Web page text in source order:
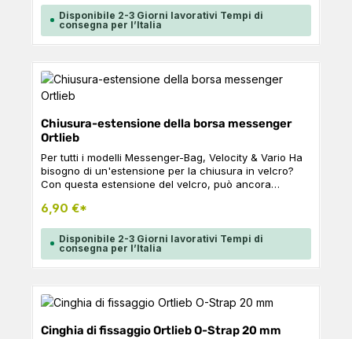
intercambiabili
Disponibile 2-3 Giorni lavorativi Tempi di
consegna per l’Italia
Chiusura-estensione della borsa messenger
Ortlieb
Per tutti i modelli Messenger-Bag, Velocity & Vario Ha
bisogno di un'estensione per la chiusura in velcro?
Con questa estensione del velcro, può ancora
più impermeabile.
6,90 €*
Disponibile 2-3 Giorni lavorativi Tempi di
consegna per l’Italia
Cinghia di fissaggio Ortlieb O-Strap 20 mm